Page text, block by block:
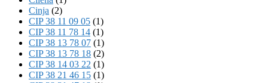
Cinja (2)
CIP 38 11 09 05 (1)
CIP 38 11 78 14 (1)
CIP 38 13 78 07 (1)
CIP 38 13 78 18 (2)
CIP 38 14 03 22 (1)
CIP 38 21 46 15 (1)